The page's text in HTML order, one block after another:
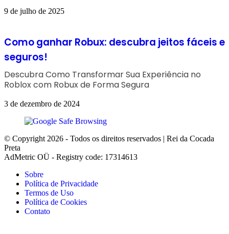
9 de julho de 2025
Como ganhar Robux: descubra jeitos fáceis e
seguros!
Descubra Como Transformar Sua Experiência no
Roblox com Robux de Forma Segura
3 de dezembro de 2024
© Copyright 2026 - Todos os direitos reservados | Rei da Cocada
Preta
AdMetric OÜ - Registry code: 17314613
Sobre
Política de Privacidade
Termos de Uso
Política de Cookies
Contato